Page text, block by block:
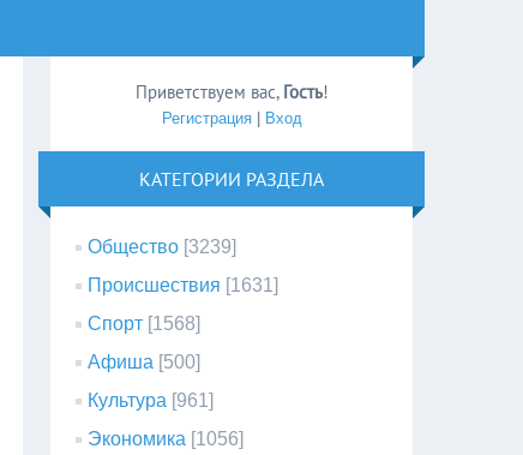
Приветствуем вас, Гость!
Регистрация| Вход
КАТЕГОРИИ РАЗДЕЛА
Общество [3239]
Происшествия [1631]
Спорт [1568]
Афиша [500]
Культура [961]
Экономика [1056]